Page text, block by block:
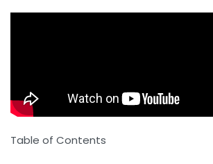
Table of Contents